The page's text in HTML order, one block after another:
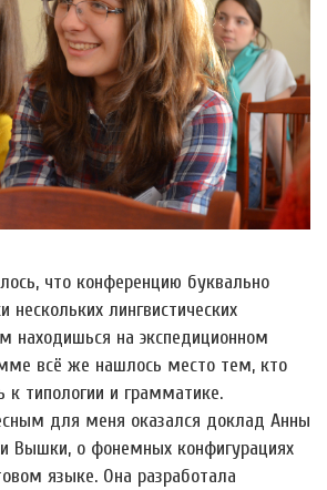
что конференцию буквально
нескольких лингвистических
находишься на экспедиционном
всё же нашлось место тем, кто
к типологии и грамматике.
для меня оказался доклад Анны
Вышки, о фонемных конфигурациях
языке. Она разработала